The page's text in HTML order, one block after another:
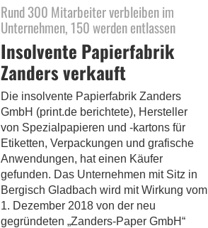
Rund 300 Mitarbeiter verbleiben im
Unternehmen, 150 werden entlassen
Insolvente Papierfabrik
Zanders verkauft
Die insolvente Papierfabrik Zanders
GmbH (print.de berichtete), Hersteller
von Spezialpapieren und -kartons für
Etiketten, Verpackungen und grafische
Anwendungen, hat einen Käufer
gefunden. Das Unternehmen mit Sitz in
Bergisch Gladbach wird mit Wirkung vom
1. Dezember 2018 von der neu
gegründeten „Zanders-Paper GmbH“